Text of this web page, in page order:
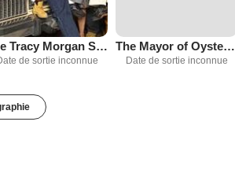
The Tracy Morgan Show
de sortie inconnue
The Mayor of Oyster Bay
Date de sortie inconnue